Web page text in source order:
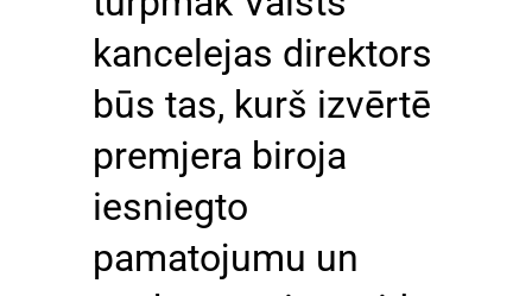
kancelejas direktors
būs tas, kurš izvērtē
premjera biroja
iesniegto
pamatojumu un